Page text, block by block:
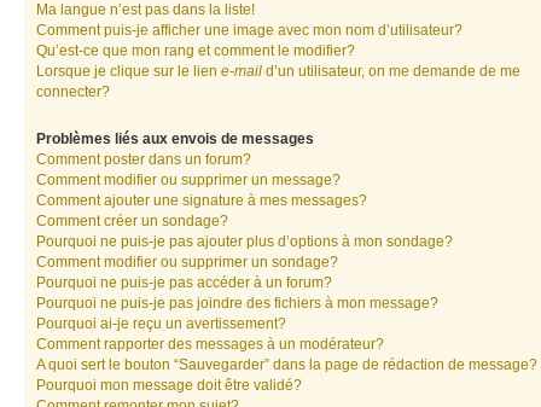
Ma langue n’est pas dans la liste!
Comment puis-je afficher une image avec mon nom d’utilisateur?
Qu’est-ce que mon rang et comment le modifier?
Lorsque je clique sur le lien e-mail d’un utilisateur, on me demande de me
connecter?
Problèmes liés aux envois de messages
Comment poster dans un forum?
Comment modifier ou supprimer un message?
Comment ajouter une signature à mes messages?
Comment créer un sondage?
Pourquoi ne puis-je pas ajouter plus d’options à mon sondage?
Comment modifier ou supprimer un sondage?
Pourquoi ne puis-je pas accéder à un forum?
Pourquoi ne puis-je pas joindre des fichiers à mon message?
Pourquoi ai-je reçu un avertissement?
Comment rapporter des messages à un modérateur?
A quoi sert le bouton “Sauvegarder” dans la page de rédaction de message?
Pourquoi mon message doit être validé?